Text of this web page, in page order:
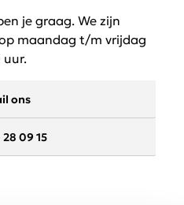
je graag. We zijn
maandag t/m vrijdag
ons
28 09 15